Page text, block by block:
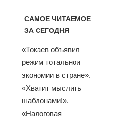
САМОЕ ЧИТАЕМОЕ
ЗА СЕГОДНЯ
«Токаев объявил
режим тотальной
экономии в стране».
«Хватит мыслить
шаблонами!».
«Налоговая